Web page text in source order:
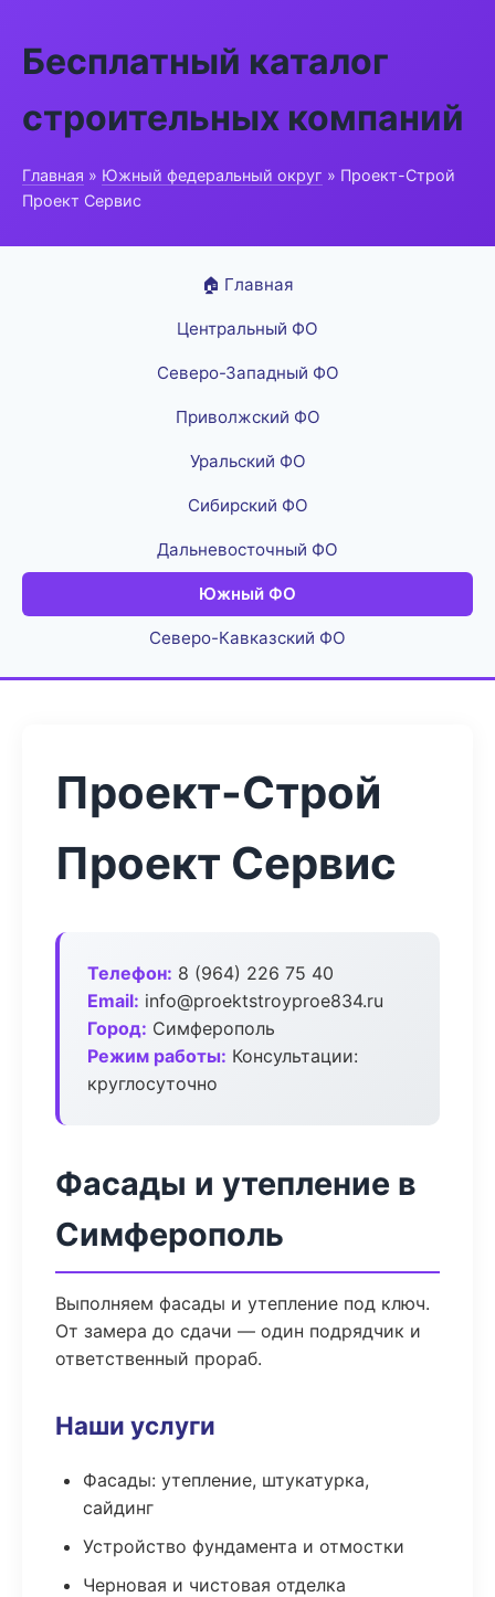
Бесплатный каталог
строительных компаний
Главная » Южный федеральный округ » Проект-Строй
Проект Сервис
🏠 Главная
Центральный ФО
Северо-Западный ФО
Приволжский ФО
Уральский ФО
Сибирский ФО
Дальневосточный ФО
Южный ФО
Северо-Кавказский ФО
Проект-Строй
Проект Сервис
Телефон: 8 (964) 226 75 40
Email: info@proektstroyproe834.ru
Город: Симферополь
Режим работы: Консультации:
круглосуточно
Фасады и утепление в
Симферополь
Выполняем фасады и утепление под ключ.
От замера до сдачи — один подрядчик и
ответственный прораб.
Наши услуги
Фасады: утепление, штукатурка,
сайдинг
Устройство фундамента и отмостки
Черновая и чистовая отделка